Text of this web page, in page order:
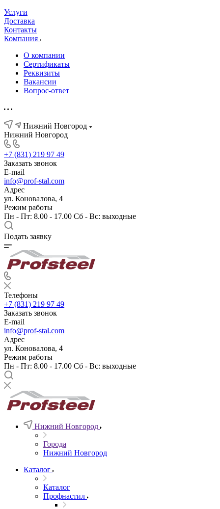
Услуги
Доставка
Контакты
Компания
О компании
Сертификаты
Реквизиты
Вакансии
Вопрос-ответ
Нижний Новгород
Нижний Новгород
+7 (831) 219 97 49
Заказать звонок
E-mail
info@prof-stal.com
Адрес
ул. Коновалова, 4
Режим работы
Пн - Пт: 8.00 - 17.00 Сб - Вс: выходные
Подать заявку
Телефоны
+7 (831) 219 97 49
Заказать звонок
E-mail
info@prof-stal.com
Адрес
ул. Коновалова, 4
Режим работы
Пн - Пт: 8.00 - 17.00 Сб - Вс: выходные
Нижний Новгород
Города
Нижний Новгород
Каталог
Каталог
Профнастил